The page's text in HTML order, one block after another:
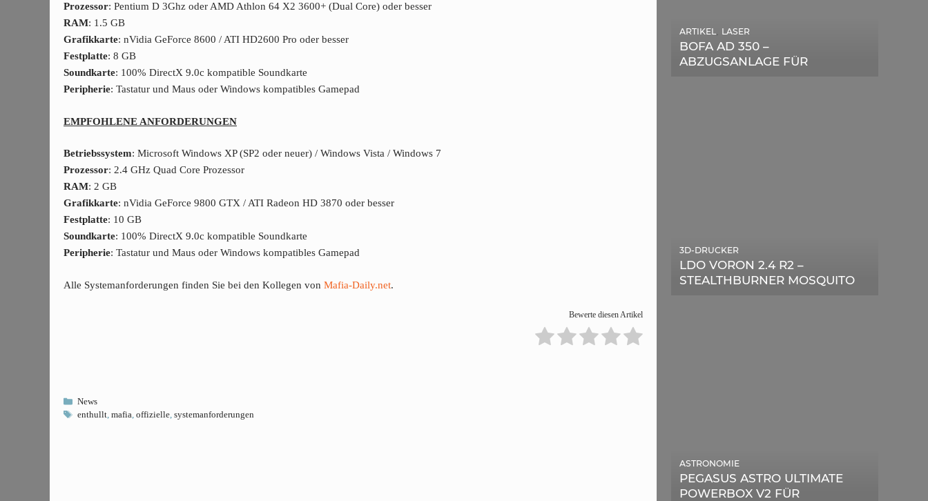
Prozessor: Pentium D 3Ghz oder AMD Athlon 64 X2 3600+ (Dual Core) oder besser
RAM: 1.5 GB
Grafikkarte: nVidia GeForce 8600 / ATI HD2600 Pro oder besser
Festplatte: 8 GB
Soundkarte: 100% DirectX 9.0c kompatible Soundkarte
Peripherie: Tastatur und Maus oder Windows kompatibles Gamepad
EMPFOHLENE ANFORDERUNGEN
Betriebssystem: Microsoft Windows XP (SP2 oder neuer) / Windows Vista / Windows 7
Prozessor: 2.4 GHz Quad Core Prozessor
RAM: 2 GB
Grafikkarte: nVidia GeForce 9800 GTX / ATI Radeon HD 3870 oder besser
Festplatte: 10 GB
Soundkarte: 100% DirectX 9.0c kompatible Soundkarte
Peripherie: Tastatur und Maus oder Windows kompatibles Gamepad
Alle Systemanforderungen finden Sie bei den Kollegen von Mafia-Daily.net.
Bewerte diesen Artikel
Kategorien
News
Schlagwörter
enthullt,mafia,offizielle,systemanforderungen
BOFA AD 350 –
ABZUGSANLAGE FÜR
ARTIKEL, LASER
DIE BEDEUTENDSTEN
SCHRITTE ZUR
ARTIKEL, SONSTIGE
LDO VORON 2.4 R2 –
STEALTHBURNER MOSQUITO
3D-DRUCKER
PEGASUS ASTRO ULTIMATE
POWERBOX V2 FÜR
ASTRONOMIE